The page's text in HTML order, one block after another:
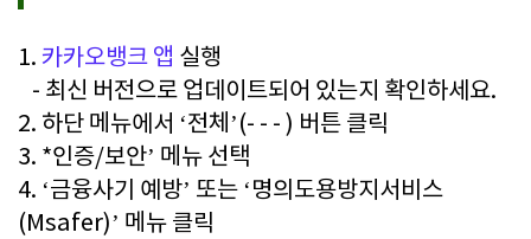
1. 카카오뱅크 앱 실행
- 최신 버전으로 업데이트되어 있는지 확인하세요.
2. 하단 메뉴에서 ‘전체’(- - - ) 버튼 클릭
3. *인증/보안’ 메뉴 선택
4. ‘금융사기 예방’ 또는 ‘명의도용방지서비스
(Msafer)’ 메뉴 클릭